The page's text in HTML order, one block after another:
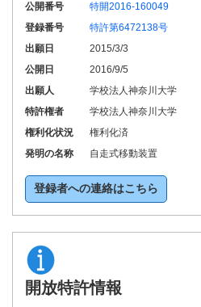
公開番号
特開2016-160049
登録番号
特許第6472138号
出願日
2015/3/3
公開日
2016/9/5
出願人
学校法人神奈川大学
特許権者
学校法人神奈川大学
権利化状況
権利化済
発明の名称
自走式移動装置
登録者への連絡はこちら
開放特許情報